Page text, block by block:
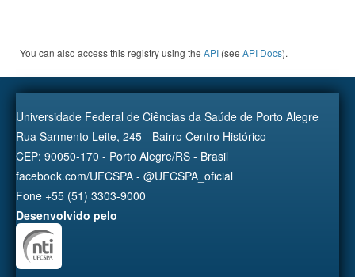
You can also access this registry using the API (see API Docs).
Universidade Federal de Ciências da Saúde de Porto Alegre
Rua Sarmento Leite, 245 - Bairro Centro Histórico
CEP: 90050-170 - Porto Alegre/RS - Brasil
facebook.com/UFCSPA - @UFCSPA_oficial
Fone +55 (51) 3303-9000
Desenvolvido pelo